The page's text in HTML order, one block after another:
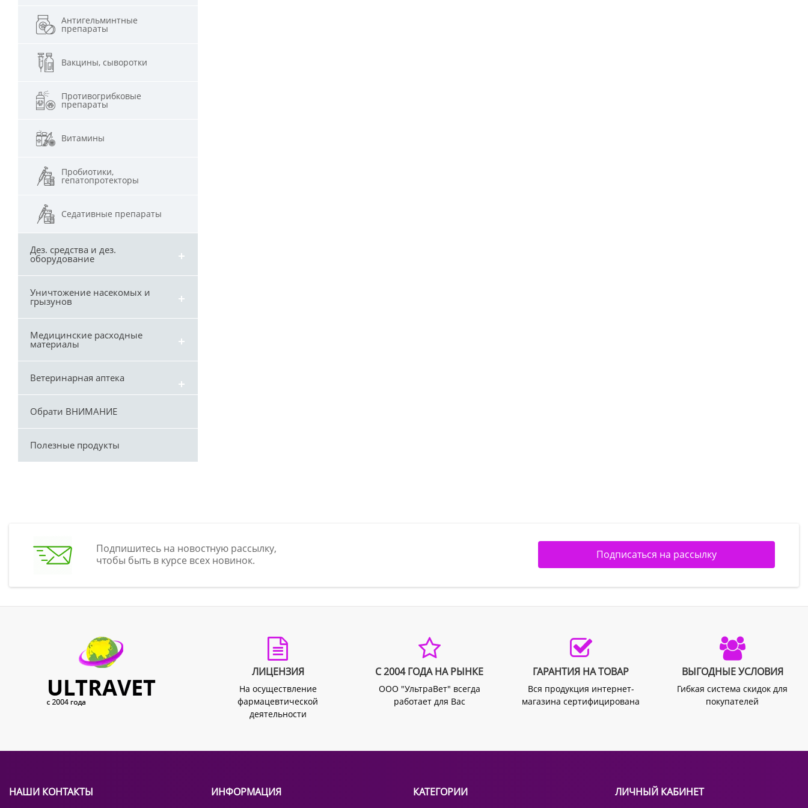
Антигельминтные
препараты
Вакцины, сыворотки
Противогрибковые
препараты
Витамины
Пробиотики,
гепатопротекторы
Седативные препараты
Дез. средства и дез.
оборудование
Уничтожение насекомых и
грызунов
Медицинские расходные
материалы
Ветеринарная аптека
Обрати ВНИМАНИЕ
Полезные продукты
Подпишитесь на новостную рассылку,
чтобы быть в курсе всех новинок.
Подписаться на рассылку
ЛИЦЕНЗИЯ
На осуществление
фармацевтической
деятельности
С 2004 ГОДА НА РЫНКЕ
ООО "УльтраВет" всегда
работает для Вас
ГАРАНТИЯ НА ТОВАР
Вся продукция интернет-
магазина сертифицирована
ВЫГОДНЫЕ УСЛОВИЯ
Гибкая система скидок для
покупателей
НАШИ КОНТАКТЫ ИНФОРМАЦИЯ КАТЕГОРИИ ЛИЧНЫЙ КАБИНЕТ